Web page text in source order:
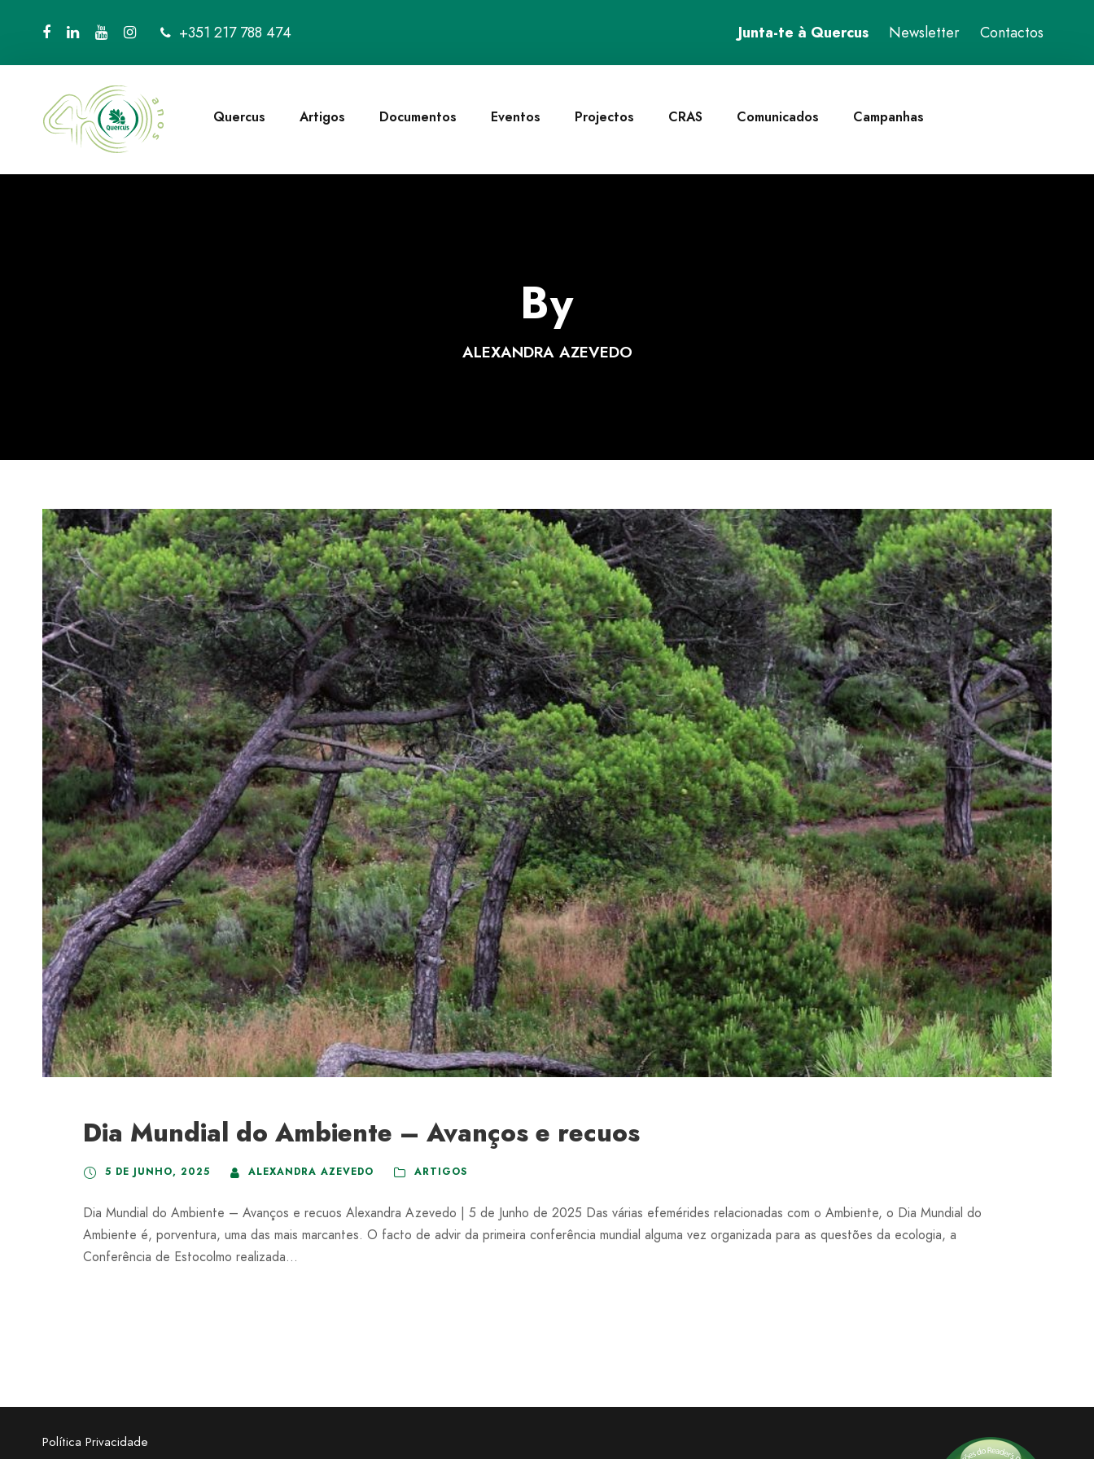
+351 217 788 474 Junta-te à Quercus Newsletter Contactos
Quercus Artigos Documentos Eventos Projectos CRAS Comunicados Campanhas
By
ALEXANDRA AZEVEDO
Dia Mundial do Ambiente – Avanços e recuos
5 DE JUNHO, 2025 ALEXANDRA AZEVEDO ARTIGOS
Dia Mundial do Ambiente – Avanços e recuos Alexandra Azevedo | 5 de Junho de 2025 Das várias efemérides relacionadas com o Ambiente, o Dia Mundial do
Ambiente é, porventura, uma das mais marcantes. O facto de advir da primeira conferência mundial alguma vez organizada para as questões da ecologia, a
Conferência de Estocolmo realizada...
Política Privacidade